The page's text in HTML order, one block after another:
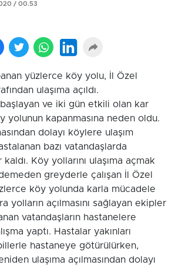
/ 00.53
yüzlerce köy yolu, İl Özel
ulaşıma açıldı.
ve iki gün etkili olan kar
yolunun kapanmasına neden oldu.
dolayı köylere ulaşım
bazı vatandaşlarda
Köy yollarını ulaşıma açmak
greyderle çalışan İl Özel
köy yolunda karla mücadele
yolların açılmasını sağlayan ekipler
vatandaşların hastanelere
yaptı. Hastalar yakınları
hastaneye götürülürken,
ulaşıma açılmasından dolayı